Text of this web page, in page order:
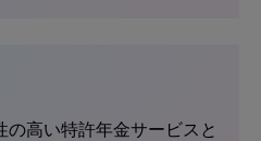
高い特許年金サービスと